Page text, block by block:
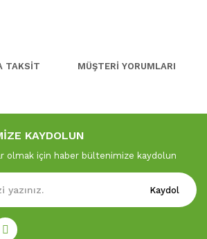
TAKSİT MÜŞTERİ YORUMLARI
KAYDOLUN
olmak için haber bültenimize kaydolun
Kaydol